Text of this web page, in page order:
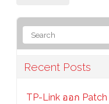
Recent Posts
TP-Link ออก